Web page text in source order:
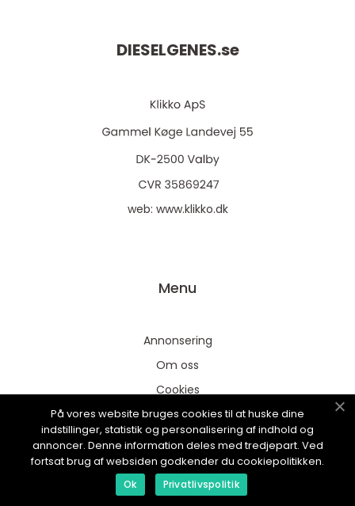
DIESELGENES.se
web: www.klikko.dk
Menu
Annonsering
Om oss
Cookies
Kontakta oss
Sitemap
På vores website bruges cookies til at huske dine
indstillinger, statistik og personalisering af indhold og
annoncer. Denne information deles med tredjepart. Ved
fortsat brug af websiden godkender du cookiepolitikken.
Ok Privatlivspolitik